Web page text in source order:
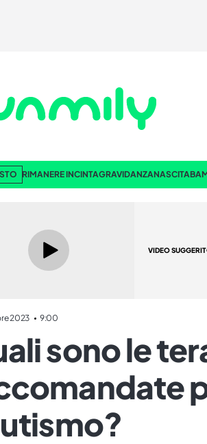
RIMANERE INCINTAGRAVIDANZANASCITA
VIDEO
2023 9:00
sono le